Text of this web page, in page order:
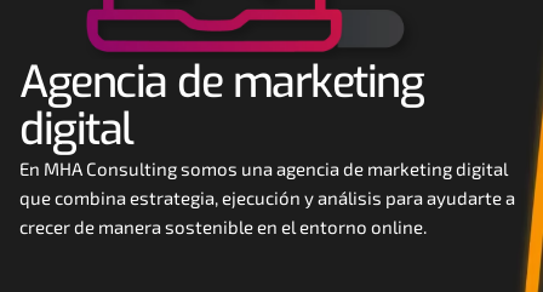
Careers
Docs
About
Agencia de marketing
digital
En MHA Consulting somos una agencia de marketing digital
que combina estrategia, ejecución y análisis para ayudarte a
crecer de manera sostenible en el entorno online.